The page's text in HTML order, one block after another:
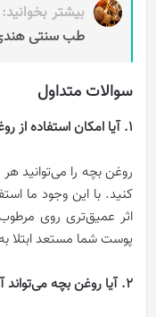
بیشتر بخوانید:
طب سنتی
سوالات متداول
1. آیا امکان استفاده از روغن بچه برای پوست در شب‌ها وجود دارد؟
روغن بچه را می‌توانید
کنید. با این وجود ما
اثر عمیق‌تری روی
پوست شما مستعد ابتلا
2. آیا روغن بچه می‌تواند آرایش را پاک کند؟